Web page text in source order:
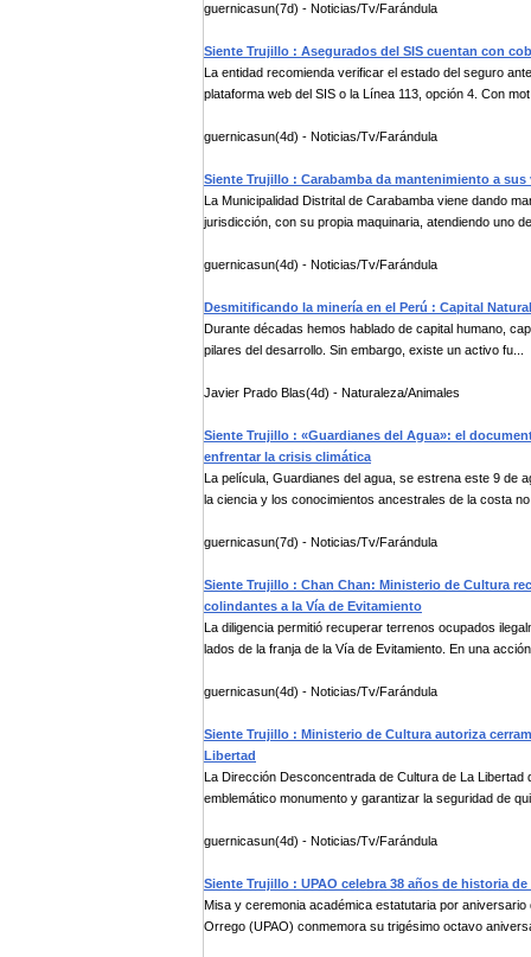
guernicasun(7d) - Noticias/Tv/Farándula
Siente Trujillo : Asegurados del SIS cuentan con
La entidad recomienda verificar el estado del seguro
plataforma web del SIS o la Línea 113, opción 4. Con
guernicasun(4d) - Noticias/Tv/Farándula
Siente Trujillo : Carabamba da mantenimiento a
La Municipalidad Distrital de Carabamba viene dando
jurisdicción, con su propia maquinaria, atendiendo uno
guernicasun(4d) - Noticias/Tv/Farándula
Desmitificando la minería en el Perú : Capital
Durante décadas hemos hablado de capital humano,
pilares del desarrollo. Sin embargo, existe un activo fu...
Javier Prado Blas(4d) - Naturaleza/Animales
Siente Trujillo : «Guardianes del Agua»: el
enfrentar la crisis climática
La película, Guardianes del agua, se estrena este 9 de
la ciencia y los conocimientos ancestrales de la costa
guernicasun(7d) - Noticias/Tv/Farándula
Siente Trujillo : Chan Chan: Ministerio de Cultura
colindantes a la Vía de Evitamiento
La diligencia permitió recuperar terrenos ocupados
lados de la franja de la Vía de Evitamiento. En una
guernicasun(4d) - Noticias/Tv/Farándula
Siente Trujillo : Ministerio de Cultura autoriza
Libertad
La Dirección Desconcentrada de Cultura de La
emblemático monumento y garantizar la seguridad de
guernicasun(4d) - Noticias/Tv/Farándula
Siente Trujillo : UPAO celebra 38 años de historia
Misa y ceremonia académica estatutaria por
Orrego (UPAO) conmemora su trigésimo octavo